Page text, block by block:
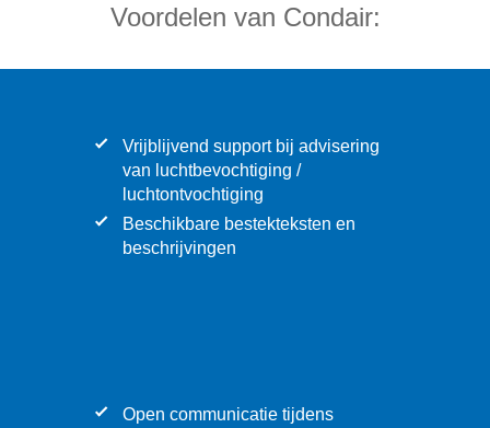
Voordelen van Condair:
Vrijblijvend support bij advisering
van luchtbevochtiging /
luchtontvochtiging
Beschikbare bestekteksten en
beschrijvingen
Open communicatie tijdens